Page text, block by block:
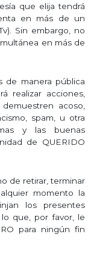
que elija tendrá
en más de un
Sin embargo, no
en más de
de manera pública
realizar acciones,
acoso,
spam, u otra
y las buenas
de QUERIDO
de retirar, terminar
momento la
los presentes
que, por favor, le
para ningún fin